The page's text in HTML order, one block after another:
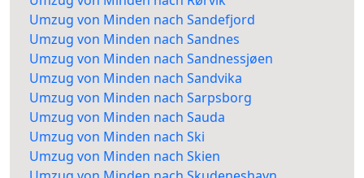
Umzug von Minden nach Sandefjord
Umzug von Minden nach Sandnes
Umzug von Minden nach Sandnessjøen
Umzug von Minden nach Sandvika
Umzug von Minden nach Sarpsborg
Umzug von Minden nach Sauda
Umzug von Minden nach Ski
Umzug von Minden nach Skien